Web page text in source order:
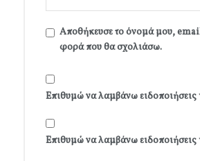
Αποθήκευσε το όνομά μου,
φορά που θα σχολιάσω.
Επιθυμώ να λαμβάνω
Επιθυμώ να λαμβάνω